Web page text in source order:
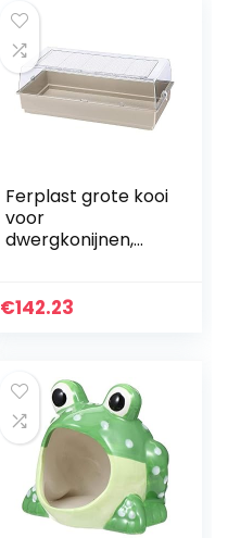
Ferplast grote kooi
voor
dwergkonijnen,
ventilatierooster,
€142.23